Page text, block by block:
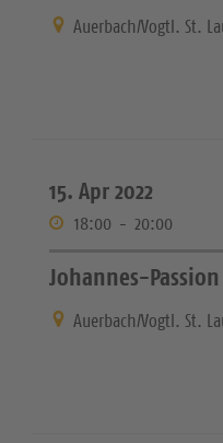
Auerbach/Vogtl. St.
15. Apr 2022
18:00 - 20:00
Johannes-Passion
Auerbach/Vogtl. St.